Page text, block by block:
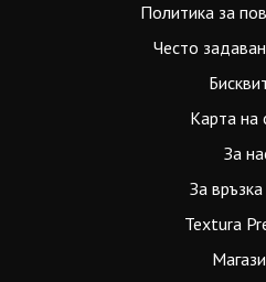
Политика за
Често
Карта на
За
За
Textura